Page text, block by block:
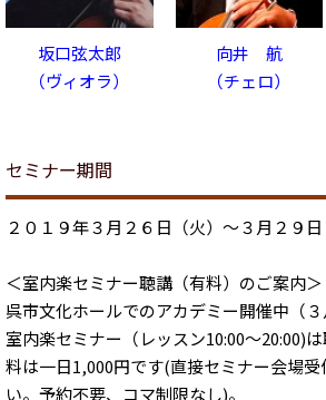
坂口弦太郎
（ヴィオラ）
向井 航
（チェロ）
セミナー期間
２０１９年３月２６日（火）～３月２９日
＜室内楽セミナー聴講（有料）のご案内＞
呉市文化ホールでのアカデミー開催中（
室内楽セミナー（レッスン10:00～20:00)
料は一日1,000円です(直接セミナー会場
い。予約不要、コマ制限なし)。